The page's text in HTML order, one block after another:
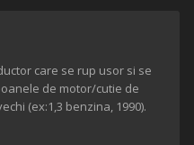
care se rup usor si se
de motor/cutie de
(ex:1,3 benzina, 1990).